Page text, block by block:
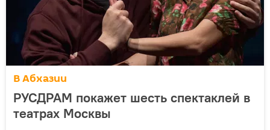
В Абхазии
РУСДРАМ покажет шесть спектаклей в
театрах Москвы